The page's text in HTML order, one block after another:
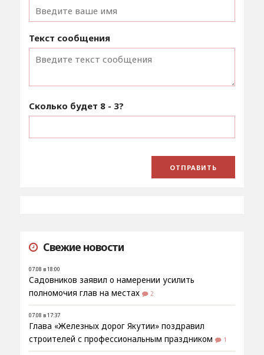
Текст сообщения
Сколько будет 8 - 3?
Свежие новости
07.08 в 18:00
Садовников заявил о намерении усилить
полномочия глав на местах
2
07.08 в 17:37
Глава «Железных дорог Якутии» поздравил
строителей с профессиональным праздником
1